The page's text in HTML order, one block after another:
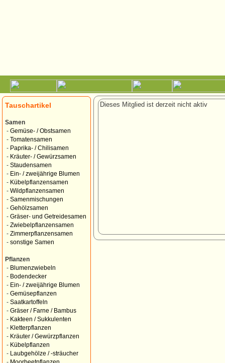
Tauschartikel
Samen
- Gemüse- / Obstsamen
- Tomatensamen
- Paprika- / Chilisamen
- Kräuter- / Gewürzsamen
- Staudensamen
- Ein- / zweijährige Blumen
- Kübelpflanzensamen
- Wildpflanzensamen
- Samenmischungen
- Gehölzsamen
- Gräser- und Getreidesamen
- Zwiebelpflanzensamen
- Zimmerpflanzensamen
- sonstige Samen
Pflanzen
- Blumenzwiebeln
- Bodendecker
- Ein- / zweijährige Blumen
- Gemüsepflanzen
- Saatkartoffeln
- Gräser / Farne / Bambus
- Kakteen / Sukkulenten
- Kletterpflanzen
- Kräuter / Gewürzpflanzen
- Kübelpflanzen
-
Laubgehölze / -sträucher
Dieses Mitglied ist derzeit nicht aktiv